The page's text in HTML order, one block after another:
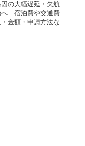
の大幅遅延・欠航
へ 宿泊費や交通費
金額・申請方法な